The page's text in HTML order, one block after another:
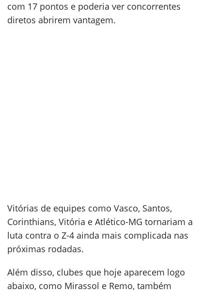
com 17 pontos e poderia ver concorrentes
diretos abrirem vantagem.
Vitórias de equipes como Vasco, Santos,
Corinthians, Vitória e Atlético-MG tornariam a
luta contra o Z-4 ainda mais complicada nas
próximas rodadas.
Além disso, clubes que hoje aparecem logo
abaixo, como Mirassol e Remo, também